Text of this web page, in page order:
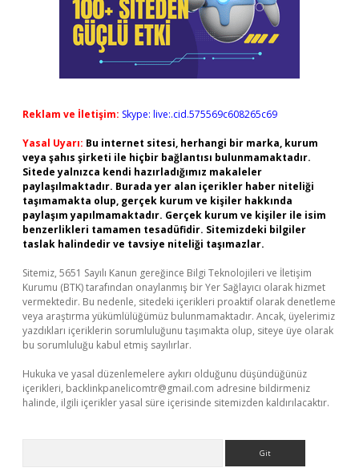
Reklam ve İletişim: Skype: live:.cid.575569c608265c69
Yasal Uyarı: Bu internet sitesi, herhangi bir marka, kurum
veya şahıs şirketi ile hiçbir bağlantısı bulunmamaktadır.
Sitede yalnızca kendi hazırladığımız makaleler
paylaşılmaktadır. Burada yer alan içerikler haber niteliği
taşımamakta olup, gerçek kurum ve kişiler hakkında
paylaşım yapılmamaktadır. Gerçek kurum ve kişiler ile isim
benzerlikleri tamamen tesadüfidir. Sitemizdeki bilgiler
taslak halindedir ve tavsiye niteliği taşımazlar.
Sitemiz, 5651 Sayılı Kanun gereğince Bilgi Teknolojileri ve İletişim
Kurumu (BTK) tarafından onaylanmış bir Yer Sağlayıcı olarak hizmet
vermektedir. Bu nedenle, sitedeki içerikleri proaktif olarak denetleme
veya araştırma yükümlülüğümüz bulunmamaktadır. Ancak, üyelerimiz
yazdıkları içeriklerin sorumluluğunu taşımakta olup, siteye üye olarak
bu sorumluluğu kabul etmiş sayılırlar.
Hukuka ve yasal düzenlemelere aykırı olduğunu düşündüğünüz
içerikleri, backlinkpanelicomtr@gmail.com adresine bildirmeniz
halinde, ilgili içerikler yasal süre içerisinde sitemizden kaldırılacaktır.